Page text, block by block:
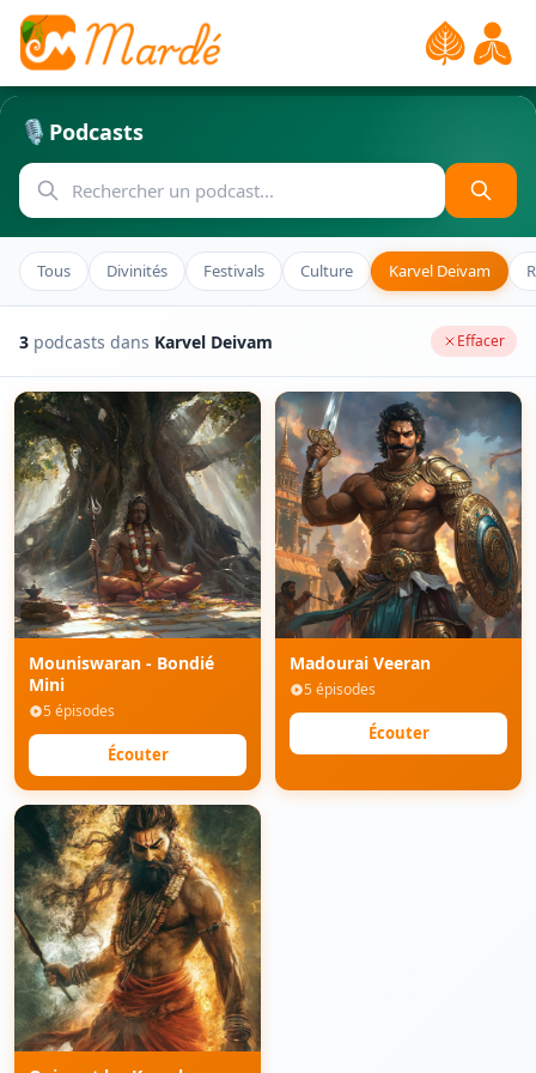
🎙️ Podcasts
Tous Divinités Festivals Culture Karvel Deivam
3 podcasts dans Karvel Deivam Effacer
Mouniswaran - Bondié
Mini
5 épisodes
Écouter
Madourai Veeran
5 épisodes
Écouter